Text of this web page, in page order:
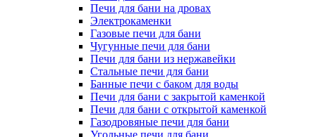
Печи для бани на дровах
Электрокаменки
Газовые печи для бани
Чугунные печи для бани
Печи для бани из нержавейки
Стальные печи для бани
Банные печи с баком для воды
Печи для бани с закрытой каменкой
Печи для бани с открытой каменкой
Газодровяные печи для бани
Угольные печи для бани